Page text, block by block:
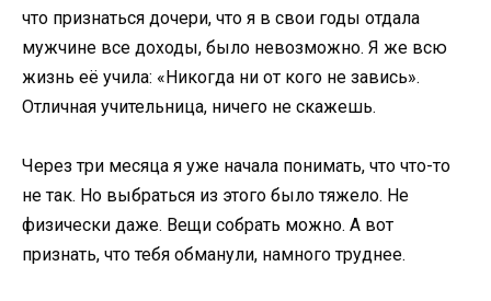
что признаться дочери, что я в свои годы отдала
мужчине все доходы, было невозможно. Я же всю
жизнь её учила: «Никогда ни от кого не завись».
Отличная учительница, ничего не скажешь.
Через три месяца я уже начала понимать, что что-то
не так. Но выбраться из этого было тяжело. Не
физически даже. Вещи собрать можно. А вот
признать, что тебя обманули, намного труднее.